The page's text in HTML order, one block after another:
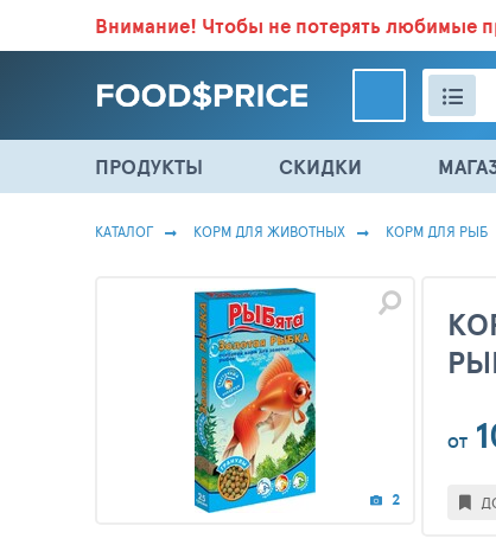
ВСЕ СКИДКИ И ВЫГОДНЫЕ ЦЕНЫ НА ПРОДУКТЫ
Внимание! Чтобы не потерять любимые
ПРОДУКТЫ СКИДКИ
КАТАЛОГ КОРМ ДЛЯ ЖИВОТНЫХ КОРМ ДЛЯ РЫБ
2
ОТ